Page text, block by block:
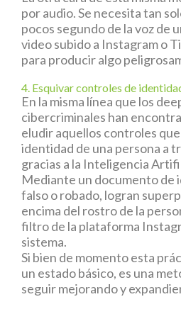
por audio. Se necesita tan
pocos segundo de la voz de
video subido a Instagram o
para producir algo
4. Esquivar controles de
En la misma línea que los
cibercriminales han
eludir aquellos controles
identidad de una persona a
gracias a la Inteligencia
Mediante un documento de
falso o robado, logran
encima del rostro de la
filtro de la plataforma
sistema.
Si bien de momento esta
un estado básico, es una
seguir mejorando y